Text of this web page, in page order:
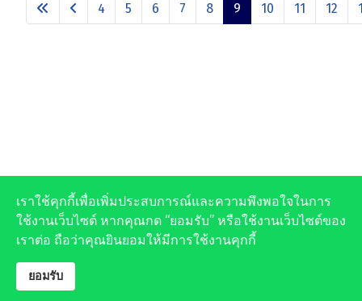
หน้า 9 จาก 13
4 5 6 7 8 9 10 11 12
เราใช้คุกกี้เพื่อเพิ่มประสบการณ์และความพึงพอใจในการ
ใช้งานเว็บไซต์ หากคุณกด “ยอมรับ” หรือใช้งานเว็บไซต์ของ
เราต่อ ถือว่าคุณยินยอมให้มีการใช้งานคุกกี้
ยอมรับ